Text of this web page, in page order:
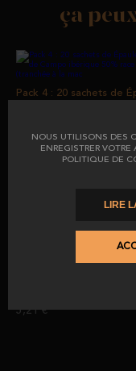
NOUS UTILISONS DES
ENREGISTRER
POLITIQUE DE
ça
Pack 4 : 20 sachets de
À partir de
avant
5,21 €
LIRE